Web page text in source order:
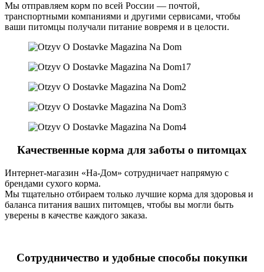
Мы отправляем корм по всей России — почтой,
транспортными компаниями и другими сервисами, чтобы
ваши питомцы получали питание вовремя и в целости.
Качественные корма для заботы о питомцах
Интернет-магазин «На-Дом» сотрудничает напрямую с
брендами сухого корма.
Мы тщательно отбираем только лучшие корма для здоровья и
баланса питания ваших питомцев, чтобы вы могли быть
уверены в качестве каждого заказа.
Сотрудничество и удобные способы покупки